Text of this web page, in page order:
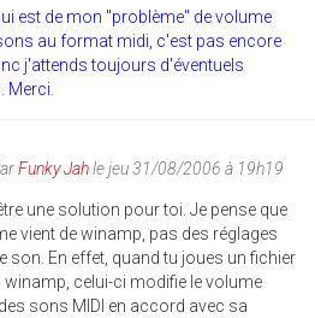
est de mon "problème" de volume
au format midi, c'est pas encore
j'attends toujours d'éventuels
Merci.
Funky Jahle jeu 31/08/2006 à 19h19
une solution pour toi. Je pense que
vient de winamp, pas des réglages
son. En effet, quand tu joues un fichier
winamp, celui-ci modifie le volume
sons MIDI en accord avec sa